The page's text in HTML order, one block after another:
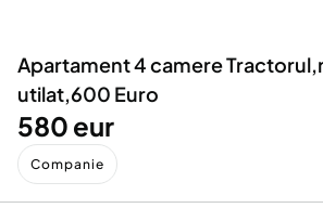
Apartament 4 camere
utilat,600 Euro
580 eur
Companie